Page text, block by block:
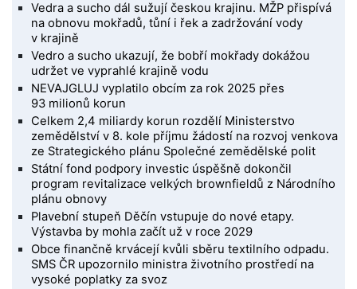
Vedra a sucho dál sužují českou krajinu. MŽP přispívá
na obnovu mokřadů, tůní i řek a zadržování vody
v krajině
Vedro a sucho ukazují, že bobří mokřady dokážou
udržet ve vyprahlé krajině vodu
NEVAJGLUJ vyplatilo obcím za rok 2025 přes
93 milionů korun
Celkem 2,4 miliardy korun rozdělí Ministerstvo
zemědělství v 8. kole příjmu žádostí na rozvoj venkova
ze Strategického plánu Společné zemědělské polit
Státní fond podpory investic úspěšně dokončil
program revitalizace velkých brownfieldů z Národního
plánu obnovy
Plavební stupeň Děčín vstupuje do nové etapy.
Výstavba by mohla začít už v roce 2029
Obce finančně krvácejí kvůli sběru textilního odpadu.
SMS ČR upozornilo ministra životního prostředí na
vysoké poplatky za svoz